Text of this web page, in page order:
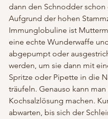
dann den Schnodder schon
Aufgrund der hohen
Immunglobuline ist
eine echte Wunderwaffe
abgepumpt oder
werden, um sie dann mit
Spritze oder Pipette in die
träufeln. Genauso kann
Kochsalzlösung machen.
abwarten, bis sich der